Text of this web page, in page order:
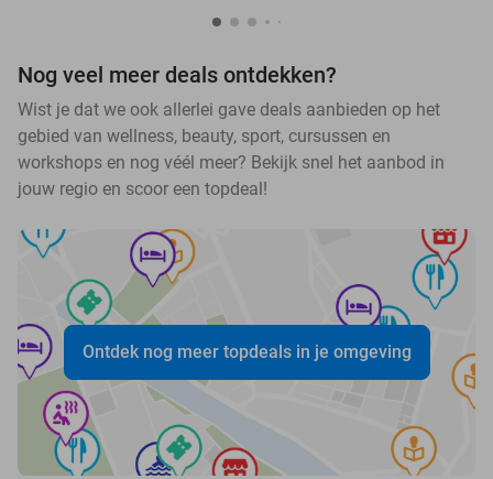
Nog veel meer deals ontdekken?
Wist je dat we ook allerlei gave deals aanbieden op het
gebied van wellness, beauty, sport, cursussen en
workshops en nog véél meer? Bekijk snel het aanbod in
jouw regio en scoor een topdeal!
Ontdek nog meer topdeals in je omgeving